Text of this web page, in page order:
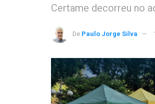
Certame decorreu no
De Paulo Jorge Silva